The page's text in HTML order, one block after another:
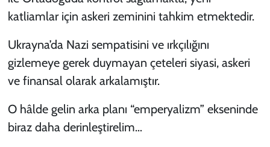
katliamlar için askeri zeminini tahkim etmektedir.
Ukrayna’da Nazi sempatisini ve ırkçılığını
gizlemeye gerek duymayan çeteleri siyasi, askeri
ve finansal olarak arkalamıştır.
O hâlde gelin arka planı “emperyalizm” ekseninde
biraz daha derinleştirelim…